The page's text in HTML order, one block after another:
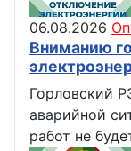
06.08.2026
Вниманию
Горловский
аварийной
работ не